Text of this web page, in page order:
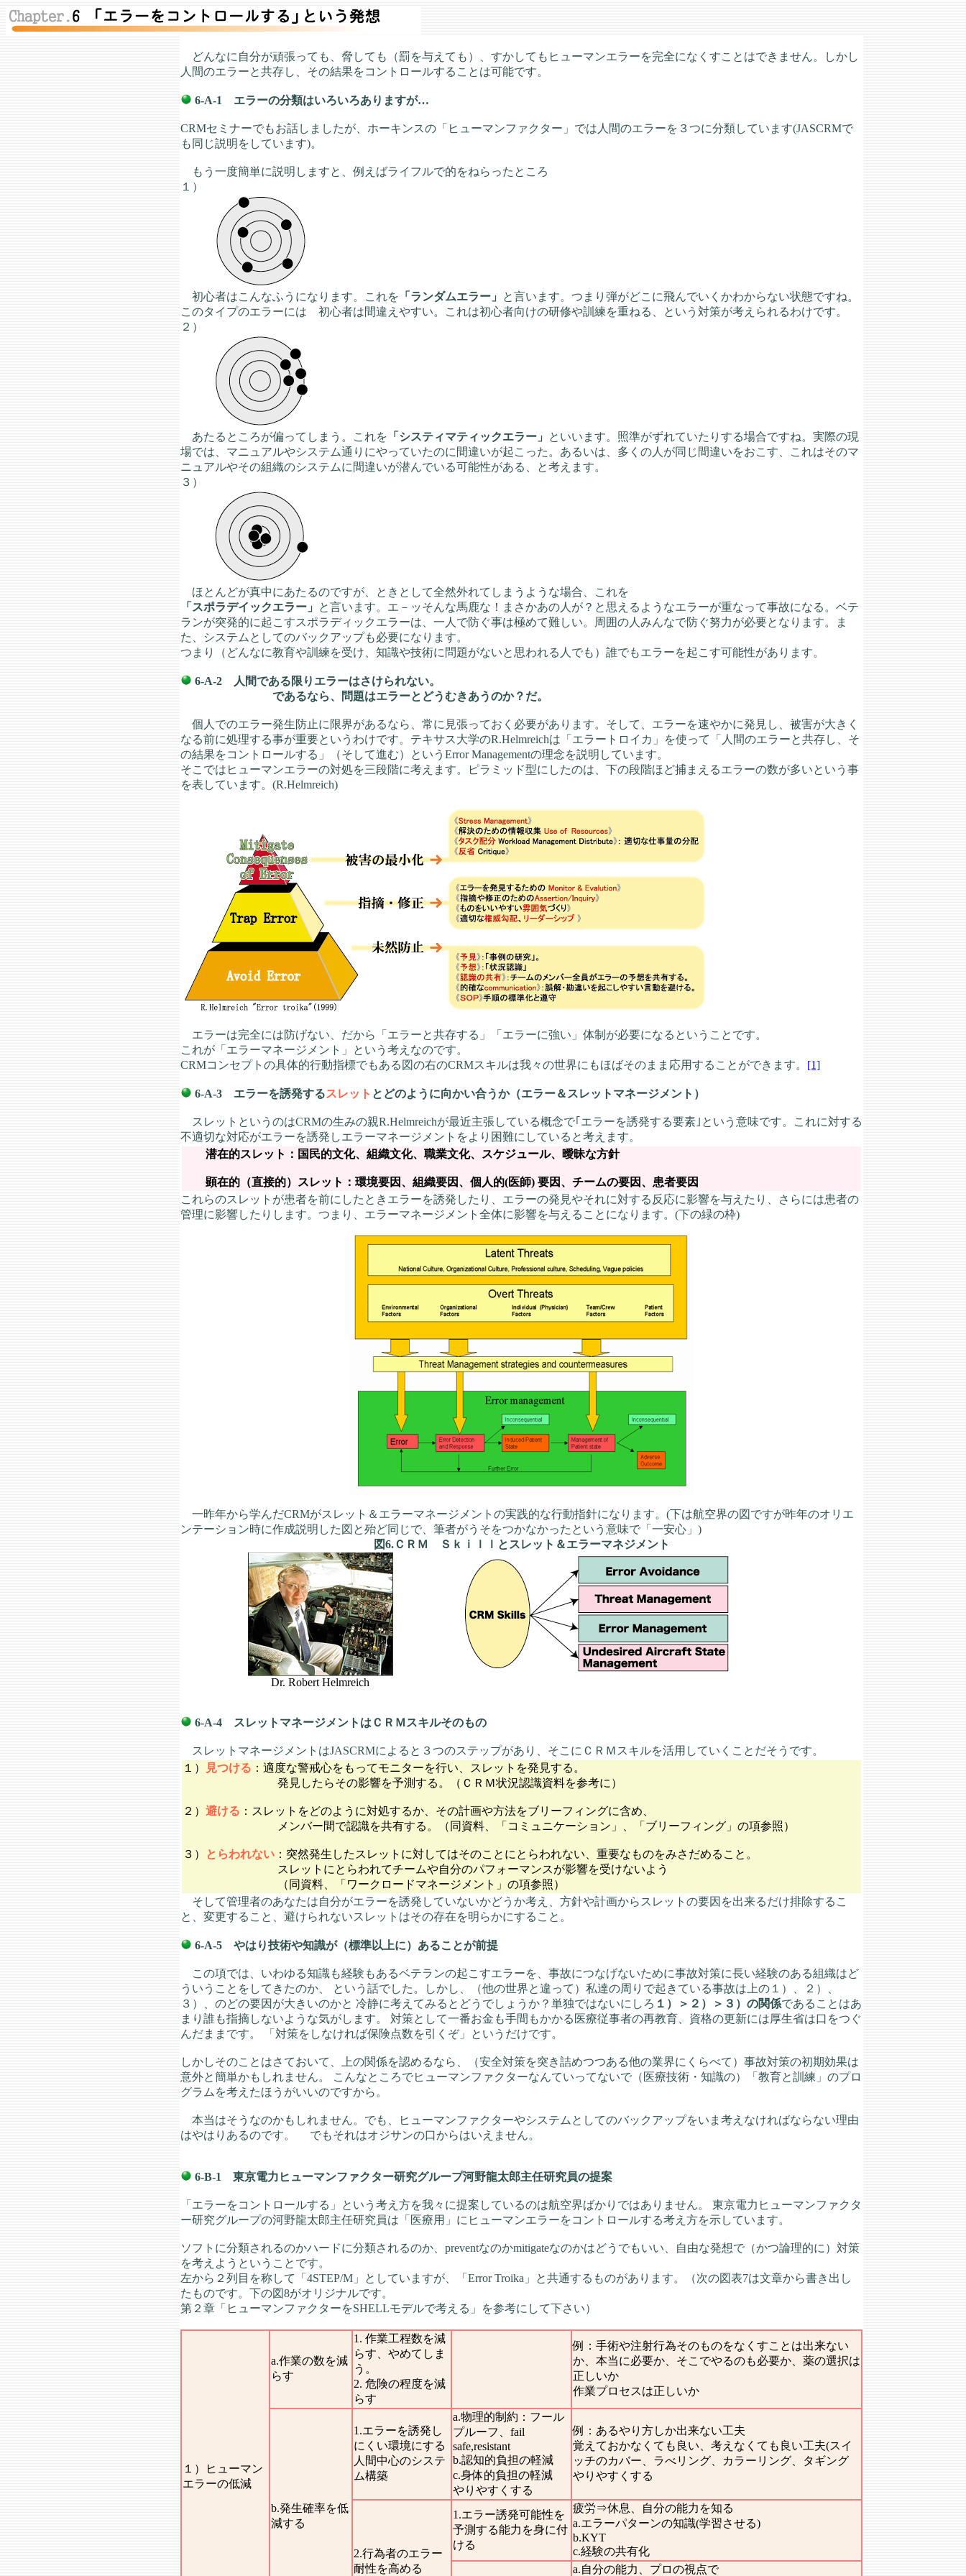
どんなに自分が頑張っても、脅しても（罰を与えても）、すかしてもヒューマンエラーを完全になくすことはできません。しかし
人間のエラーと共存し、その結果をコントロールすることは可能です。
6-A-1 エラーの分類はいろいろありますが…
CRMセミナーでもお話しましたが、ホーキンスの「ヒューマンファクター」では人間のエラーを３つに分類しています(JASCRMで
も同じ説明をしています)。
もう一度簡単に説明しますと、例えばライフルで的をねらったところ
１）
初心者はこんなふうになります。これを 「ランダムエラー」
と言います。つまり弾がどこに飛んでいくかわからない状態ですね。
このタイプのエラーには 初心者は間違えやすい。これは初心者向けの研修や訓練を重ねる、という対策が考えられるわけです。
２）
あたるところが偏ってしまう。これを 「システィマティックエラー」
といいます。照準がずれていたりする場合ですね。実際の現
場では、マニュアルやシステム通りにやっていたのに間違いが起こった。あるいは、多くの人が同じ間違いをおこす、これはそのマ
ニュアルやその組織のシステムに間違いが潜んでいる可能性がある、と考えます。
３）
ほとんどが真中にあたるのですが、ときとして全然外れてしまうような場合、これを
「スポラデイックエラー」
と言います。エ－ッそんな馬鹿な！まさかあの人が？と思えるようなエラーが重なって事故になる。ベテ
ランが突発的に起こすスポラディックエラーは、一人で防ぐ事は極めて難しい。周囲の人みんなで防ぐ努力が必要となります。ま
た、システムとしてのバックアップも必要になります。
つまり（どんなに教育や訓練を受け、知識や技術に問題がないと思われる人でも）誰でもエラーを起こす可能性があります。
6-A-2 人間である限りエラーはさけられない。
であるなら、問題はエラーとどうむきあうのか？だ。
個人でのエラー発生防止に限界があるなら、常に見張っておく必要があります。そして、エラーを速やかに発見し、被害が大きく
なる前に処理する事が重要というわけです。テキサス大学のR.Helmreichは「エラートロイカ」を使って「人間のエラーと共存し、そ
の結果をコントロールする」（そして進む）というError Managementの理念を説明しています。
そこではヒューマンエラーの対処を三段階に考えます。ピラミッド型にしたのは、下の段階ほど捕まえるエラーの数が多いという事
を表しています。(R.Helmreich)
エラーは完全には防げない、だから「エラーと共存する」「エラーに強い」体制が必要になるということです。
これが「エラーマネージメント」という考えなのです。
CRMコンセプトの具体的行動指標でもある図の右のCRMスキルは我々の世界にもほばそのまま応用することができます。 [1]
6-A-3 エラーを誘発するスレット とどのように向かい合うか（エラー＆スレットマネージメント）
スレットというのはCRMの生みの親R.Helmreichが最近主張している概念で｢エラーを誘発する要素｣という意味です。これに対する
不適切な対応がエラーを誘発しエラーマネージメントをより困難にしていると考えます。
潜在的スレット：国民的文化、組織文化、職業文化、スケジュール、曖昧な方針
顕在的（直接的）スレット：環境要因、組織要因、個人的(医師) 要因、チームの要因、患者要因
これらのスレットが患者を前にしたときエラーを誘発したり、エラーの発見やそれに対する反応に影響を与えたり、さらには患者の
管理に影響したりします。つまり、エラーマネージメント全体に影響を与えることになります。(下の緑の枠)
一昨年から学んだCRMがスレット＆エラーマネージメントの実践的な行動指針になります。(下は航空界の図ですが昨年のオリエ
ンテーション時に作成説明した図と殆ど同じで、筆者がうそをつかなかったという意味で「一安心」)
図6.ＣＲＭ Ｓｋｉｌｌとスレット＆エラーマネジメント
Dr. Robert Helmreich
6-A-4 スレットマネージメントはＣＲＭスキルそのもの
スレットマネージメントはJASCRMによると３つのステップがあり、そこにＣＲＭスキルを活用していくことだそうです。
１）
見つける ：適度な警戒心をもってモニターを行い、スレットを発見する。
発見したらその影響を予測する。（ＣＲＭ状況認識資料を参考に）
２） 避ける ：スレットをどのように対処するか、その計画や方法をブリーフィングに含め、
メンバー間で認識を共有する。（同資料、「コミュニケーション」、「ブリーフィング」の項参照）
３） とらわれない ：突然発生したスレットに対してはそのことにとらわれない、重要なものをみさだめること。
スレットにとらわれてチームや自分のパフォーマンスが影響を受けないよう
（同資料、「ワークロードマネージメント」の項参照）
そして管理者のあなたは自分がエラーを誘発していないかどうか考え、方針や計画からスレットの要因を出来るだけ排除するこ
と、変更すること、避けられないスレットはその存在を明らかにすること。
6-A-5 やはり技術や知識が（標準以上に）あることが前提
この項では、いわゆる知識も経験もあるベテランの起こすエラーを、事故につなげないために事故対策に長い経験のある組織はど
ういうことをしてきたのか、 という話でした。しかし、（他の世界と違って）私達の周りで起きている事故は上の１）、２）、
３）、のどの要因が大きいのかと 冷静に考えてみるとどうでしょうか？単独ではないにしろ １）＞２）＞３）の関係であることはあ
まり誰も指摘しないような気がします。 対策として一番お金も手間もかかる医療従事者の再教育、資格の更新には厚生省は口をつぐ
んだままです。 「対策をしなければ保険点数を引くぞ」というだけです。
しかしそのことはさておいて、上の関係を認めるなら、（安全対策を突き詰めつつある他の業界にくらべて）事故対策の初期効果は
意外と簡単かもしれません。 こんなところでヒューマンファクターなんていってないで（医療技術・知識の）「教育と訓練」のプロ
グラムを考えたほうがいいのですから。
本当はそうなのかもしれません。でも、ヒューマンファクターやシステムとしてのバックアップをいま考えなければならない理由
はやはりあるのです。 でもそれはオジサンの口からはいえません。
6-B-1 東京電力ヒューマンファクター研究グループ河野龍太郎主任研究員の提案
「エラーをコントロールする」という考え方を我々に提案しているのは航空界ばかりではありません。 東京電力ヒューマンファクタ
ー研究グループの河野龍太郎主任研究員は「医療用」にヒューマンエラーをコントロールする考え方を示しています。
ソフトに分類されるのかハードに分類されるのか、preventなのかmitigateなのかはどうでもいい、自由な発想で（かつ論理的に）対策
を考えようということです。
左から２列目を称して「4STEP/M」としていますが、「Error Troika」と共通するものがあります。（次の図表7は文章から書き出し
たものです。下の図8がオリジナルです。
第２章「ヒューマンファクターをSHELLモデルで考える」を参考にして下さい）
１）ヒューマン
エラーの低減
a.作業の数を減
らす
1. 作業工程数を減
らす、やめてしま
う。
2. 危険の程度を減
らす
例：手術や注射行為そのものをなくすことは出来ない
か、本当に必要か、そこでやるのも必要か、薬の選択は
正しいか
作業プロセスは正しいか
b.発生確率を低
減する
1.エラーを誘発し
にくい環境にする
人間中心のシステ
ム構築
a.物理的制約：フール
プルーフ、fail
safe,resistant
b.認知的負担の軽減
c.身体的負担の軽減
やりやすくする
例：あるやり方しか出来ない工夫
覚えておかなくても良い、考えなくても良い工夫(スイ
ッチのカバー、ラべリング、カラーリング、タギング
やりやすくする
2.行為者のエラー
耐性を高める
1.エラー誘発可能性を
予測する能力を身に付
ける
疲労⇒休息、自分の能力を知る
a.エラーパターンの知識(学習させる)
b.KYT
c.経験の共有化
a.自分の能力、プロの視点で